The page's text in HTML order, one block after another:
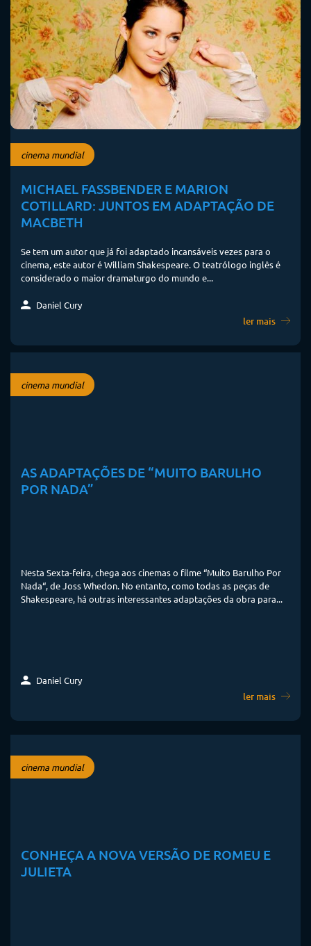
cinema mundial
MICHAEL FASSBENDER E MARION
COTILLARD: JUNTOS EM ADAPTAÇÃO DE
MACBETH
Se tem um autor que já foi adaptado incansáveis vezes para o
cinema, este autor é William Shakespeare. O teatrólogo inglês é
considerado o maior dramaturgo do mundo e...
Daniel Cury
ler mais
cinema mundial
AS ADAPTAÇÕES DE “MUITO BARULHO
POR NADA”
Nesta Sexta-feira, chega aos cinemas o filme “Muito Barulho Por
Nada“, de Joss Whedon. No entanto, como todas as peças de
Shakespeare, há outras interessantes adaptações da obra para...
Daniel Cury
ler mais
cinema mundial
CONHEÇA A NOVA VERSÃO DE ROMEU E
JULIETA